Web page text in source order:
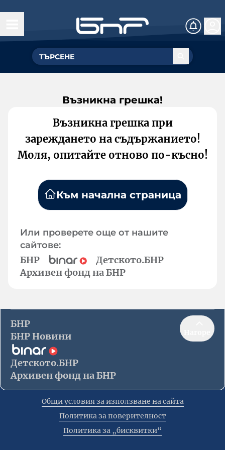
Възникна грешка!
Възникна грешка при
зареждането на съдържанието!
Моля, опитайте отново по-късно!
Към начална страница
Или проверете още от нашите
сайтове:
БНР
Детското.БНР
Архивен фонд на БНР
БНР
БНР Новини
Детското.БНР
Архивен фонд на БНР
Общи условия за използване на сайта
Политика за поверителност
Политика за „бисквитки“